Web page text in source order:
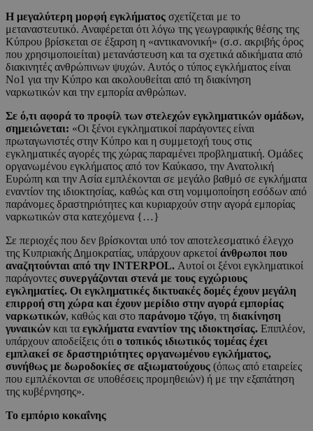
Η μεγαλύτερη μορφή εγκλήματος σχετίζεται με το
μεταναστευτικό. Αναφέρεται ότι λόγω της γεωγραφικής θέσης της
Κύπρου βρίσκεται σε έξαρση η «αντικανονική» (σ.σ. ακριβής όρος
που χρησιμοποιείται) μετανάστευση και τα σχετικά αδικήματα από
διακινητές ανθρώπινων ψυχών. Αυτός ο τύπος εγκλήματος είναι
Νο1 για την Κύπρο και ακολουθείται από τη διακίνηση
ναρκωτικών και την εμπορία ανθρώπων.
Σε ό,τι αφορά το προφίλ των στελεχών εγκληματικών ομάδων,
σημειώνεται: «Οι ξένοι εγκληματικοί παράγοντες είναι
πρωταγωνιστές στην Κύπρο και η συμμετοχή τους στις
εγκληματικές αγορές της χώρας παραμένει προβληματική. Ομάδες
οργανωμένου εγκλήματος από τον Καύκασο, την Ανατολική
Ευρώπη και την Ασία εμπλέκονται σε μεγάλο βαθμό σε εγκλήματα
εναντίον της ιδιοκτησίας, καθώς και στη νομιμοποίηση εσόδων από
παράνομες δραστηριότητες και κυριαρχούν στην αγορά εμπορίας
ναρκωτικών στα κατεχόμενα {…}
Σε περιοχές που δεν βρίσκονται υπό τον αποτελεσματικό έλεγχο
της Κυπριακής Δημοκρατίας, υπάρχουν αρκετοί άνθρωποι που
αναζητούνται από την INTERPOL. Αυτοί οι ξένοι εγκληματικοί
παράγοντες συνεργάζονται στενά με τους εγχώριους
εγκληματίες. Οι εγκληματικές δικτυακές δομές έχουν μεγάλη
επιρροή στη χώρα και έχουν μερίδιο στην αγορά εμπορίας
ναρκωτικών, καθώς και στο παράνομο τζόγο, τη διακίνηση
γυναικών και τα εγκλήματα εναντίον της ιδιοκτησίας. Επιπλέον,
υπάρχουν αποδείξεις ότι ο τοπικός ιδιωτικός τομέας έχει
εμπλακεί σε δραστηριότητες οργανωμένου εγκλήματος,
συνήθως με δωροδοκίες σε αξιωματούχους (όπως από εταιρείες
που εμπλέκονται σε υποθέσεις προμηθειών) ή με την εξαπάτηση
της κυβέρνησης».
Το εμπόριο κοκαΐνης